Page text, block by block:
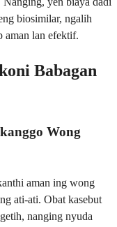
biosimilar, ngalih
aman lan efektif.
Babagan
Wong
aman ing wong
ati-ati. Obat kasebut
nanging nyuda